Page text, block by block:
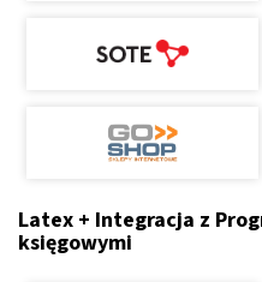
Latex + Integracja z
księgowymi